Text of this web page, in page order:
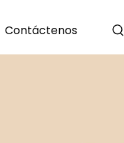
Contáctenos